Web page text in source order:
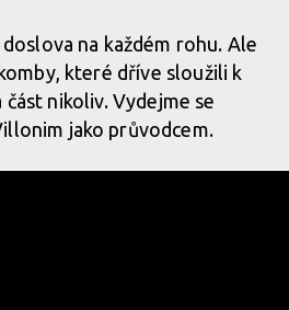
na každém rohu. Ale
které dříve sloužili k
nikoliv. Vydejme se
jako průvodcem.